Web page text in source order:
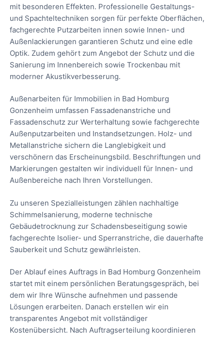
mit besonderen Effekten. Professionelle Gestaltungs-
und Spachteltechniken sorgen für perfekte Oberflächen,
fachgerechte Putzarbeiten innen sowie Innen- und
Außenlackierungen garantieren Schutz und eine edle
Optik. Zudem gehört zum Angebot der Schutz und die
Sanierung im Innenbereich sowie Trockenbau mit
moderner Akustikverbesserung.
Außenarbeiten für Immobilien in Bad Homburg
Gonzenheim umfassen Fassadenanstriche und
Fassadenschutz zur Werterhaltung sowie fachgerechte
Außenputzarbeiten und Instandsetzungen. Holz- und
Metallanstriche sichern die Langlebigkeit und
verschönern das Erscheinungsbild. Beschriftungen und
Markierungen gestalten wir individuell für Innen- und
Außenbereiche nach Ihren Vorstellungen.
Zu unseren Spezialleistungen zählen nachhaltige
Schimmelsanierung, moderne technische
Gebäudetrocknung zur Schadensbeseitigung sowie
fachgerechte Isolier- und Sperranstriche, die dauerhafte
Sauberkeit und Schutz gewährleisten.
Der Ablauf eines Auftrags in Bad Homburg Gonzenheim
startet mit einem persönlichen Beratungsgespräch, bei
dem wir Ihre Wünsche aufnehmen und passende
Lösungen erarbeiten. Danach erstellen wir ein
transparentes Angebot mit vollständiger
Kostenübersicht. Nach Auftragserteilung koordinieren